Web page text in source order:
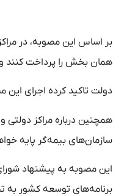
همان بخش را پرداخت کنند و 40 درصد هزینه نیز بر عهده بیماران خواهد
دولت تاکید کرده اجرای این
سازمان‌های بیمه‌گر پایه
برنامه‌های توسعه کشور به